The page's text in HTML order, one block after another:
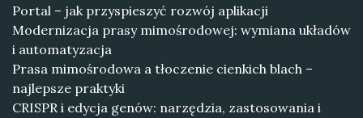
Portal – jak przyspieszyć rozwój aplikacji
Modernizacja prasy mimośrodowej: wymiana układów
i automatyzacja
Prasa mimośrodowa a tłoczenie cienkich blach –
najlepsze praktyki
CRISPR i edycja genów: narzędzia, zastosowania i